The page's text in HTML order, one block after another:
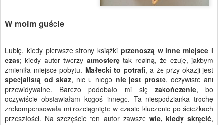
W moim guście
Lubię, kiedy pierwsze strony książki przenoszą w inne miejsce i
czas; kiedy autor tworzy atmosferętak realną, że czuję, jakbym
zmieniła miejsce pobytu. Małecki to potrafi, a że przy okazji jest
specjalistą od skaz, nic u niego nie jest proste, oczywiste ani
przewidywalne. Bardzo podobało mi sięzakończenie, bo
oczywiście obstawiałam kogoś innego. Ta niespodzianka trochę
zrekompensowała mi rozciągnięte w czasie kluczenie po ścieżkach
przeszłości. Na szczęście ten autor zawsze wie, kiedy skręcić,